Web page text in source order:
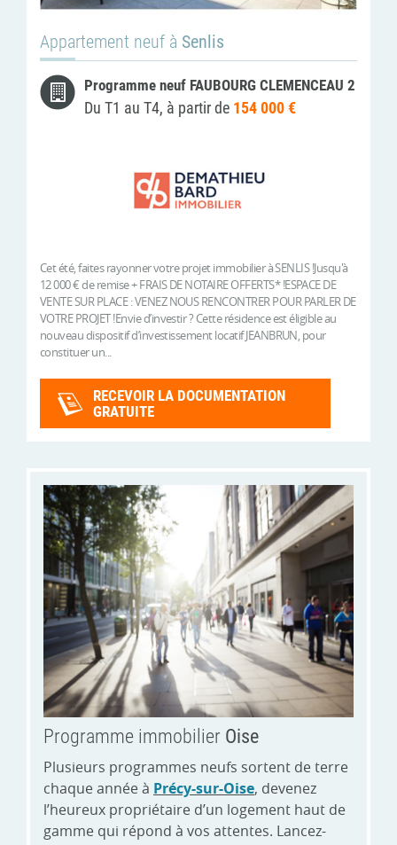
Appartement neuf à Senlis
Programme neuf FAUBOURG CLEMENCEAU 2
Du T1 au T4, à partir de 154 000 €
Cet été, faites rayonner votre projet immobilier à SENLIS !Jusqu'à
12 000 € de remise + FRAIS DE NOTAIRE OFFERTS* !ESPACE DE
VENTE SUR PLACE : VENEZ NOUS RENCONTRER POUR PARLER DE
VOTRE PROJET !Envie d’investir ? Cette résidence est éligible au
nouveau dispositif d’investissement locatif JEANBRUN, pour
constituer un...
RECEVOIR LA DOCUMENTATION
GRATUITE
Programme immobilier Oise
Plusieurs programmes neufs sortent de terre
chaque année à Précy-sur-Oise, devenez
l’heureux propriétaire d’un logement haut de
gamme qui répond à vos attentes. Lancez-